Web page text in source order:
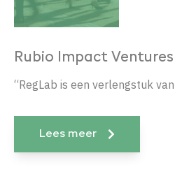
Rubio Impact Ventures
“RegLab is een verlengstuk
Lees meer